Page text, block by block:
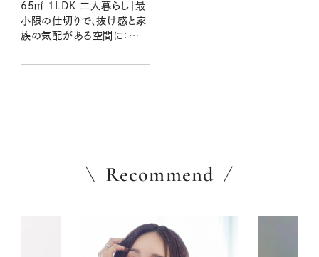
65㎡ 1LDK 二人暮らし｜最
小限の仕切りで、抜け感と家
族の気配がある空間に：素
宅 前編
Recommend